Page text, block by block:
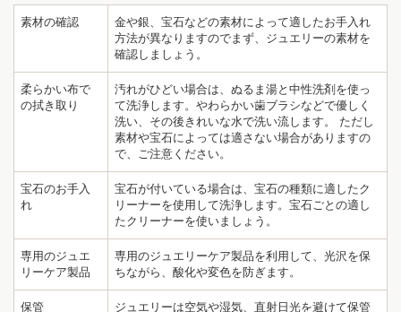
素材の確認
金や銀、宝石などの素材によって適したお手入れ
方法が異なりますのでまず、ジュエリーの素材を
確認しましょう。
柔らかい布で
の拭き取り
汚れがひどい場合は、ぬるま湯と中性洗剤を使っ
て洗浄します。やわらかい歯ブラシなどで優しく
洗い、その後きれいな水で洗い流します。 ただし
素材や宝石によっては適さない場合がありますの
で、ご注意ください。
宝石のお手入
れ
宝石が付いている場合は、宝石の種類に適したク
リーナーを使用して洗浄します。宝石ごとの適し
たクリーナーを使いましょう。
専用のジュエ
リーケア製品
専用のジュエリーケア製品を利用して、光沢を保
ちながら、酸化や変色を防ぎます。
保管
ジュエリーは空気や湿気、直射日光を避けて保管
1 7